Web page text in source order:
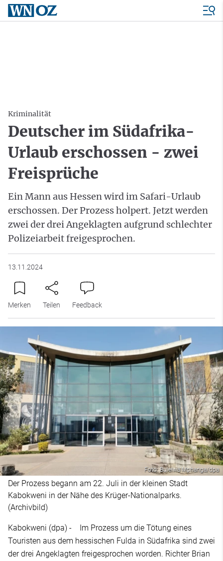
Kriminalität
Deutscher im Südafrika-
Urlaub erschossen - zwei
Freisprüche
Ein Mann aus Hessen wird im Safari-Urlaub
erschossen. Der Prozess holpert. Jetzt werden
zwei der drei Angeklagten aufgrund schlechter
Polizeiarbeit freigesprochen.
13.11.2024
Merken Teilen Feedback
Foto: Bulelwa Mphanga/dpa
Der Prozess begann am 22. Juli in der kleinen Stadt
Kabokweni in der Nähe des Krüger-Nationalparks.
(Archivbild)
Kabokweni (dpa) - Im Prozess um die Tötung eines
Touristen aus dem hessischen Fulda in Südafrika sind zwei
der drei Angeklagten freigesprochen worden. Richter Brian